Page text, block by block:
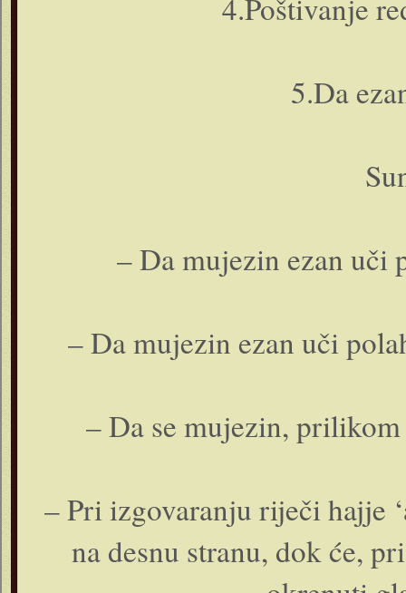
4.Poštivanje
5.Da
– Da mujezin ezan uči
– Da mujezin ezan uči
– Da se mujezin,
– Pri izgovaranju riječi hajje
na desnu stranu, dok će,